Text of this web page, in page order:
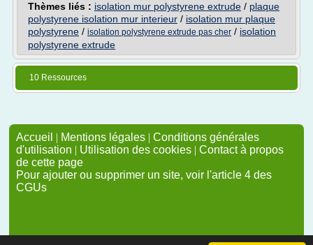
Thèmes liés : isolation mur polystyrene extrude / plaque
polystyrene isolation mur interieur / isolation mur plaque
polystyrene / isolation polystyrene extrude pas cher / isolation
polystyrene extrude
10 Ressources
Accueil | Mentions légales | Conditions générales
d'utilisation | Utilisation des cookies | Contact à propos
de cette page
Pour ajouter ou supprimer un site, voir l'article 4 des
CGUs